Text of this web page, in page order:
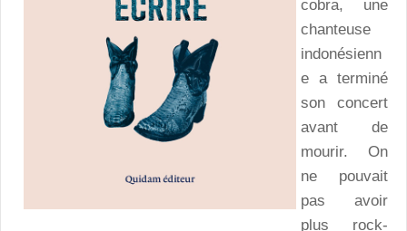
cobra, une
chanteuse
indonésienn
e a terminé
son concert
avant de
mourir. On
ne pouvait
pas avoir
plus rock-